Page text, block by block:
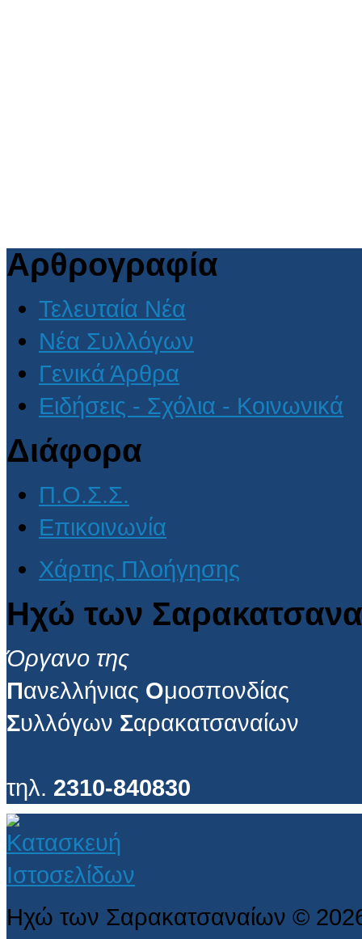
Αρθρογραφία
Τελευταία Νέα
Νέα Συλλόγων
Γενικά Άρθρα
Ειδήσεις - Σχόλια - Κοινωνικά
Διάφορα
Π.Ο.Σ.Σ.
Επικοινωνία
Χάρτης Πλοήγησης
Ηχώ των
Όργανο της
Πανελλήνιας Ομοσπονδίας
Συλλόγων Σαρακατσαναίων
τηλ. 2310-840830
Ηχώ των Σαρακατσαναίων ©